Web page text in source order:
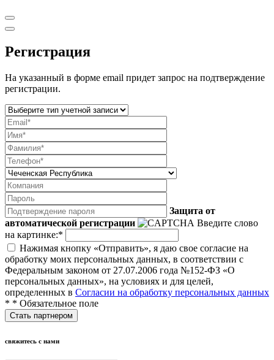
Регистрация
На указанный в форме email придет запрос на подтверждение
регистрации.
Защита от
автоматической регистрации
Введите слово
на картинке:*
Нажимая кнопку «Отправить», я даю свое согласие на
обработку моих персональных данных, в соответствии с
Федеральным законом от 27.07.2006 года №152-ФЗ «О
персональных данных», на условиях и для целей,
определенных в Согласии на обработку персональных данных
* * Обязательное поле
свяжитесь с нами